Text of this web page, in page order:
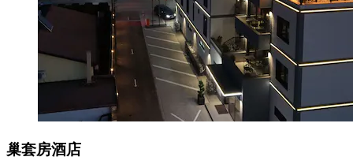
巢套房酒店